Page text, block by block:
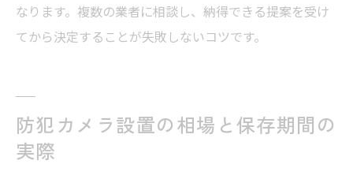
なります。複数の業者に相談し、納得できる提案を受け
てから決定することが失敗しないコツです。
防犯カメラ設置の相場と保存期間の
実際